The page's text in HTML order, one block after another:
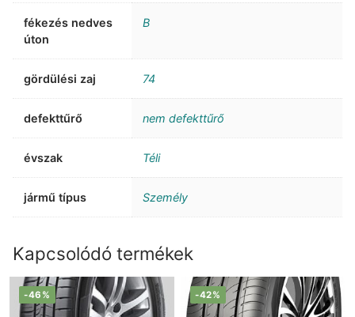
fékezés nedves
úton
B
gördülési zaj 74
defekttűrő nem defekttűrő
évszak Téli
jármű típus Személy
Kapcsolódó termékek
-46% -42%